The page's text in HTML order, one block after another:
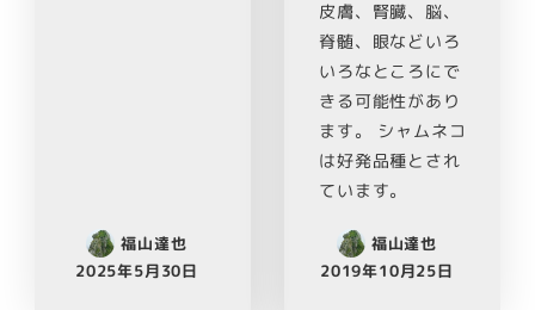
福山達也
2025年5月30日
皮膚、腎臓、脳、
脊髄、眼などいろ
いろなところにで
きる可能性があり
ます。 シャムネコ
は好発品種とされ
ています。
福山達也
2019年10月25日